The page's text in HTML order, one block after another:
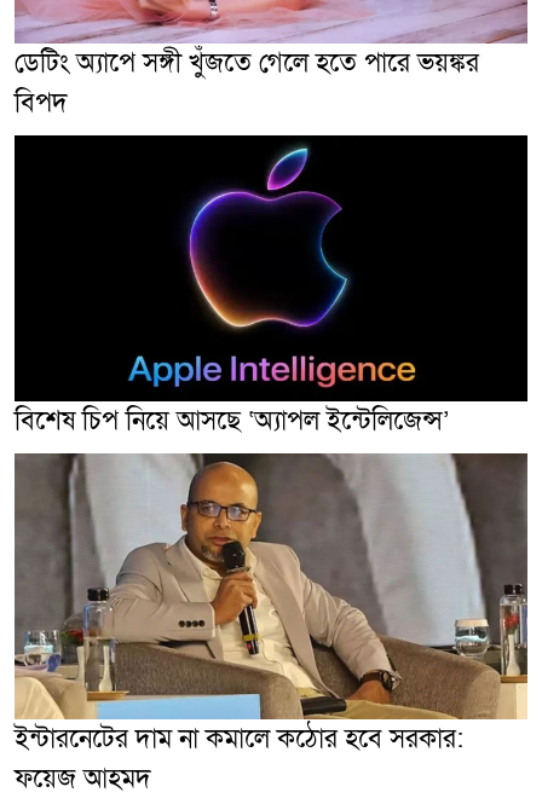
ডেটিং অ্যাপে সঙ্গী খুঁজতে গেলে হতে পারে ভয়ঙ্কর
বিপদ
বিশেষ চিপ নিয়ে আসছে ‘অ্যাপল ইন্টেলিজেন্স’
ইন্টারনেটের দাম না কমালে কঠোর হবে সরকার:
ফয়েজ আহমদ